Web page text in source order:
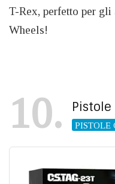
T-Rex, perfetto per
Wheels!
10 PISTOLE